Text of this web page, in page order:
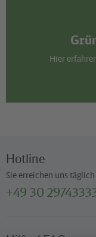
Hier
Hotline
Sie erreichen uns
+49 30